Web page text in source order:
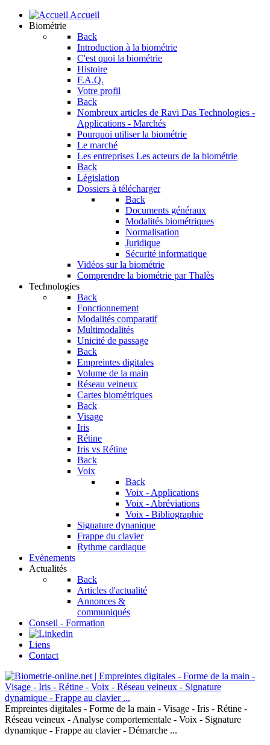
Accueil
Biométrie
Back
Introduction à la biométrie
C'est quoi la biométrie
Histoire
F.A.Q.
Votre profil
Back
Nombreux articles de Ravi Das Technologies -
Applications - Marchés
Pourquoi utiliser la biométrie
Le marché
Les entreprises Les acteurs de la biométrie
Back
Législation
Dossiers à télécharger
Back
Documents généraux
Modalités biométriques
Normalisation
Juridique
Sécurité informatique
Vidéos sur la biométrie
Comprendre la biométrie par Thalès
Technologies
Back
Fonctionnement
Modalités comparatif
Multimodalités
Unicité de passage
Back
Empreintes digitales
Volume de la main
Réseau veineux
Cartes biométriques
Back
Visage
Iris
Rétine
Iris vs Rétine
Back
Voix
Back
Voix - Applications
Voix - Abréviations
Voix - Bibliographie
Signature dynanique
Frappe du clavier
Rythme cardiaque
Evènements
Actualités
Back
Articles d'actualité
Annonces &
communiqués
Conseil - Formation
Liens
Contact
Empreintes digitales - Forme de la main - Visage - Iris - Rétine -
Réseau veineux - Analyse comportementale - Voix - Signature
dynamique - Frappe au clavier - Démarche ...